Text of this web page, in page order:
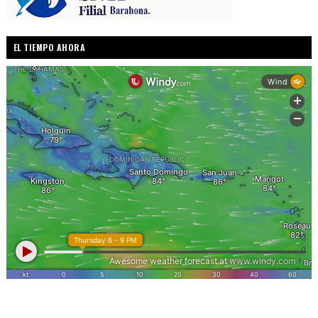
EL TIEMPO AHORA